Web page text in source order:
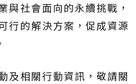
與社會面向的永續挑戰，
行的解決方案，促成資源
及相關行動資訊，敬請關